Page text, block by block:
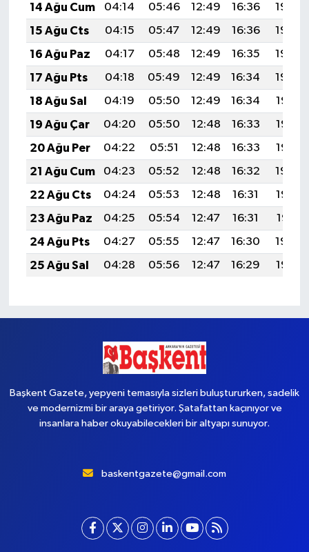
14 Ağu Cum
04:14 05:46 12:49 16:36
19:43
15 Ağu Cts
04:15 05:47 12:49 16:36
19:42
16 Ağu Paz
04:17 05:48 12:49 16:35
19:40
17 Ağu Pts
04:18 05:49 12:49 16:34
19:39
18 Ağu Sal
04:19 05:50 12:49 16:34
19:38
19 Ağu Çar
04:20 05:50 12:48 16:33
19:36
20 Ağu Per
04:22 05:51 12:48 16:33
19:35
21 Ağu Cum
04:23 05:52 12:48 16:32
19:34
22 Ağu Cts
04:24 05:53 12:48 16:31
19:32
23 Ağu Paz
04:25 05:54 12:47 16:31
19:31
24 Ağu Pts
04:27 05:55 12:47 16:30
19:30
25 Ağu Sal
04:28 05:56 12:47 16:29 19:28
Başkent Gazete, yepyeni temasıyla sizleri buluştururken, sadelik
ve modernizmi bir araya getiriyor. Şatafattan kaçınıyor ve
insanlara haber okuyabilecekleri bir altyapı sunuyor.
baskentgazete@gmail.com